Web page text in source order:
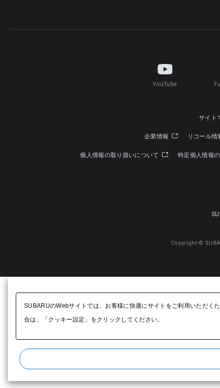
YouTube
サイト
企業情報 リコール
個人情報の取り扱いについて 特定個人情報
Copyright ©
SUBARUのWebサイトでは、お客様に快適にサイトをご利用いただく
合は、「クッキー設定」をクリックしてください。​